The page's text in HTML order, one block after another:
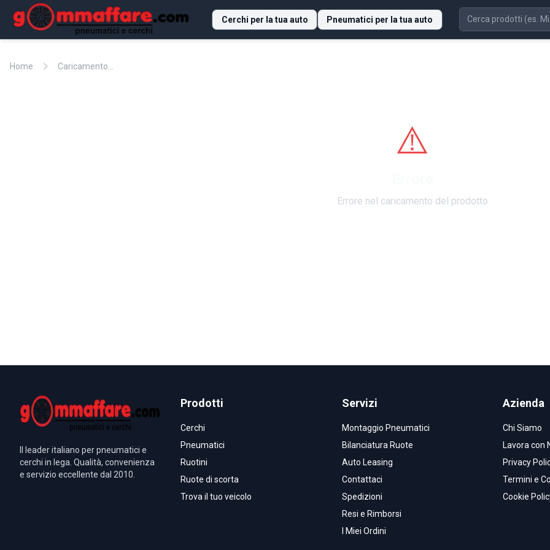
Cerchi per la tua auto Pneumatici per la tua auto
Home chevron_right Caricamento...
⚠️
Errore nel caricamento del prodotto
Il leader italiano per pneumatici e
cerchi in lega. Qualità, convenienza
e servizio eccellente dal 2010.
Prodotti
Cerchi
Pneumatici
Ruotini
Ruote di scorta
Trova il tuo veicolo
Servizi
Montaggio Pneumatici
Bilanciatura Ruote
Auto Leasing
Contattaci
Spedizioni
Resi e Rimborsi
I Miei Ordini
Azienda
Chi Siamo
Lavora con
Privacy
Termini e
Cookie